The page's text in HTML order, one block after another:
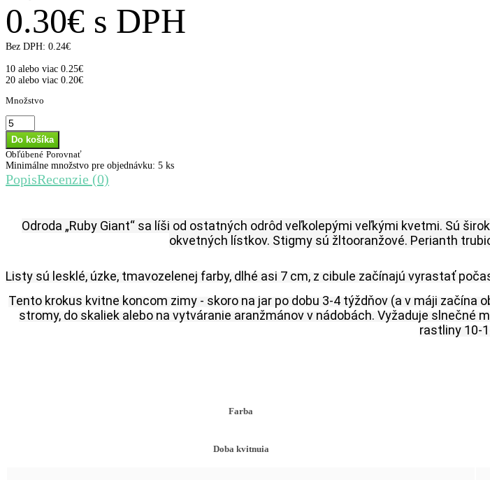
0.30€ s DPH
Bez DPH: 0.24€
10 alebo viac 0.25€
20 alebo viac 0.20€
Množstvo
Obľúbené Porovnať
Minimálne množstvo pre objednávku: 5 ks
PopisRecenzie (0)
Odroda „Ruby Giant“ sa líši od ostatných odrôd veľkolepými veľkými kvetmi. Sú
okvetných lístkov. Stigmy sú žltooranžové. Perianth
Listy sú lesklé, úzke, tmavozelenej farby, dlhé asi 7 cm, z cibule začínajú vyrastať
Tento krokus kvitne koncom zimy - skoro na jar po dobu 3-4 týždňov (a v máji začína
stromy, do skaliek alebo na vytváranie aranžmánov v nádobách. Vyžaduje slnečné
rastliny 10-
Farba
Doba kvitnuia